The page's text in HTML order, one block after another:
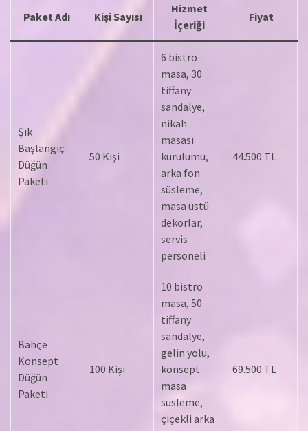
Paket Adı Kişi Sayısı
Hizmet
İçeriği
Fiyat
Şık
Başlangıç
Düğün
Paketi
50 Kişi
6 bistro
masa, 30
tiffany
sandalye,
nikah
masası
kurulumu,
arka fon
süsleme,
masa üstü
dekorlar,
servis
personeli
44.500 TL
Bahçe
Konsept
Düğün
Paketi
100 Kişi
10 bistro
masa, 50
tiffany
sandalye,
gelin yolu,
konsept
masa
süsleme,
çiçekli arka
69.500 TL